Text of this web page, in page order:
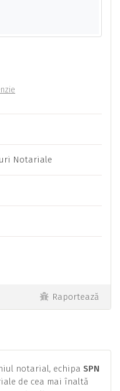
Notariale
Raportează
notarial, echipa SPN
de cea mai înaltă